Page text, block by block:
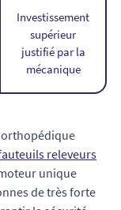
Investissement
supérieur
justifié par la
mécanique
orthopédique
releveurs
unique
de très forte